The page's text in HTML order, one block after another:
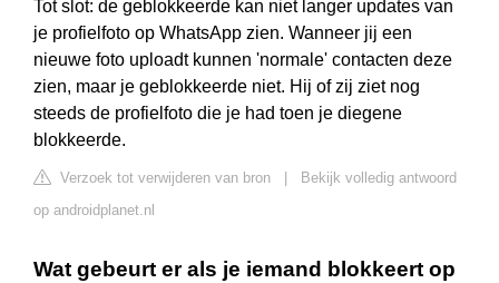
Tot slot: de geblokkeerde kan niet langer updates van
je profielfoto op WhatsApp zien. Wanneer jij een
nieuwe foto uploadt kunnen 'normale' contacten deze
zien, maar je geblokkeerde niet. Hij of zij ziet nog
steeds de profielfoto die je had toen je diegene
blokkeerde.
Verzoek tot verwijderen van bron
Bekijk volledig antwoord
op androidplanet.nl
Wat gebeurt er als je iemand blokkeert op